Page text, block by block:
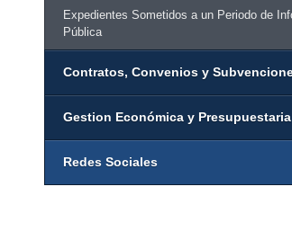
Expedientes Sometidos a un Periodo de
Pública
Contratos, Convenios y
Gestion Económica y Presupuestaria
Redes Sociales